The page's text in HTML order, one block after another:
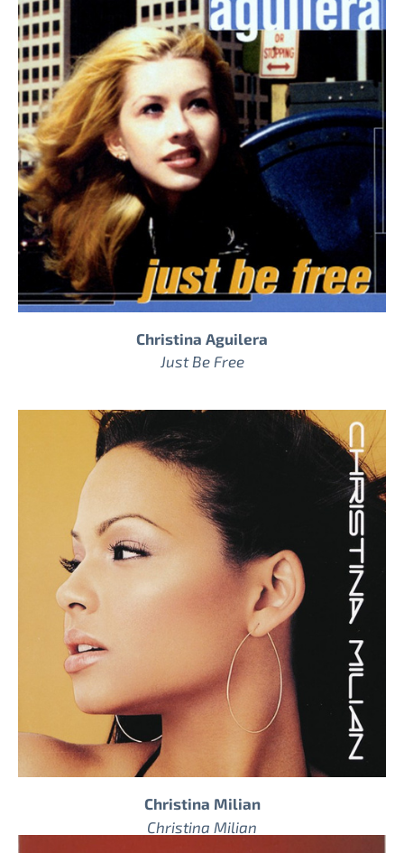
Christina Aguilera
Just Be Free
Christina Milian
Christina Milian